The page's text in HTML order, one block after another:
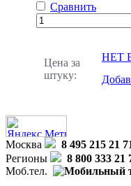
Сравнить
Цена за
штуку:
НЕТ
Москва
8 495 215 21
Регионы
8 800 333 21
Моб.тел.